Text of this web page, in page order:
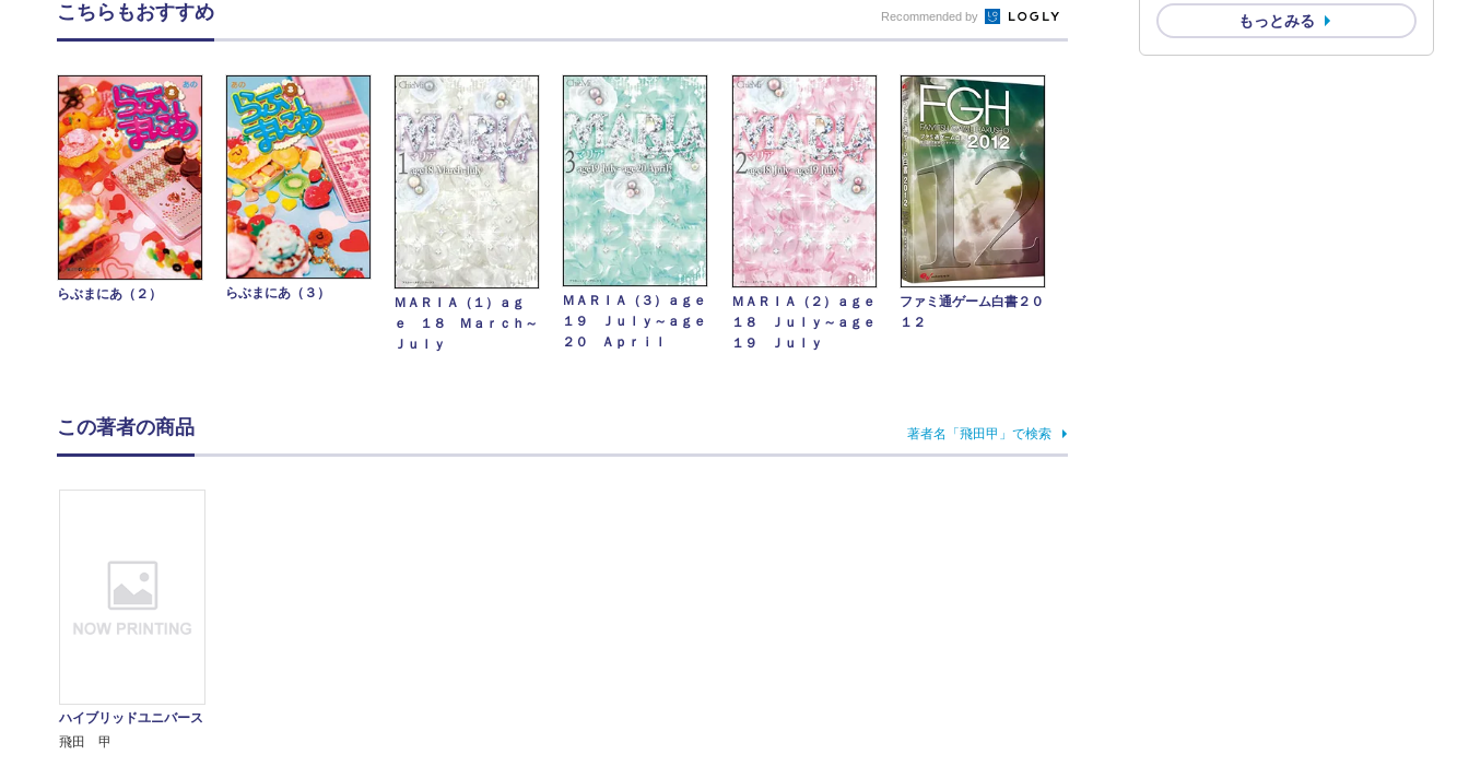
もっとみる
こちらもおすすめ Recommended by
らぶまにあ（２） らぶまにあ（３）
ＭＡＲＩＡ（１）ａｇ
ｅ １８ Ｍａｒｃｈ～
Ｊｕｌｙ
ＭＡＲＩＡ（３）ａｇｅ
１９ Ｊｕｌｙ～ａｇｅ
２０ Ａｐｒｉｌ
ＭＡＲＩＡ（２）ａｇｅ
１８ Ｊｕｌｙ～ａｇｅ
１９ Ｊｕｌｙ
ファミ通ゲーム白書２０
１２
この著者の商品 著者名「飛田甲」で検索
ハイブリッドユニバース
飛田 甲